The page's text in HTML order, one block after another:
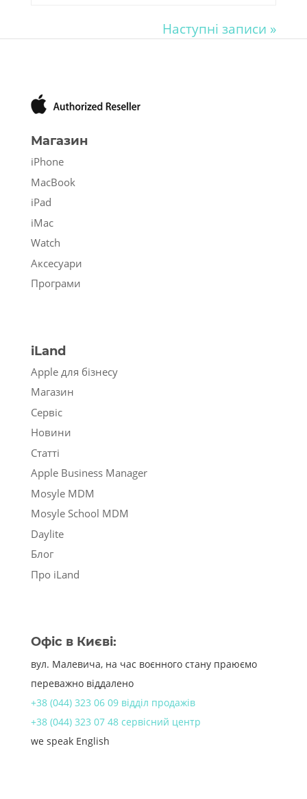
Наступні записи »
Магазин
iPhone
MacBook
iPad
iMac
Watch
Аксесуари
Програми
iLand
Apple для бізнесу
Магазин
Сервіс
Новини
Статті
Apple Business Manager
Mosyle MDM
Mosyle School MDM
Daylite
Блог
Про iLand
Офіс в Києві:
вул. Малевича, на час воєнного стану праюємо
переважно віддалено
+38 (044) 323 06 09 відділ продажів
+38 (044) 323 07 48 сервісний центр
we speak English